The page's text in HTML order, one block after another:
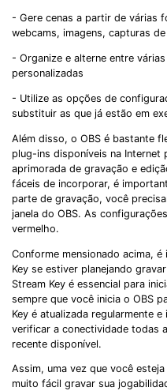
- Gere cenas a partir de várias
webcams, imagens, capturas
- Organize e alterne entre
personalizadas
- Utilize as opções de
substituir as que já estão em
Além disso, o OBS é bastante
plug-ins disponíveis na Internet
aprimorada de gravação e
fáceis de incorporar, é
parte de gravação, você
janela do OBS. As
vermelho.
Conforme mensionado acima,
Key se estiver planejando
Stream Key é essencial para
sempre que você inicia o OBS
Key é atualizada regularmente
verificar a conectividade todas
recente disponível.
Assim, uma vez que você
muito fácil gravar sua